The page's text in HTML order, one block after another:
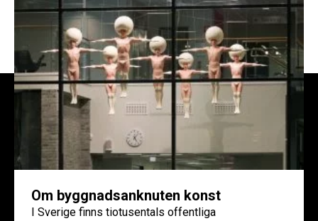
Om byggnadsanknuten konst
I Sverige finns tiotusentals offentliga